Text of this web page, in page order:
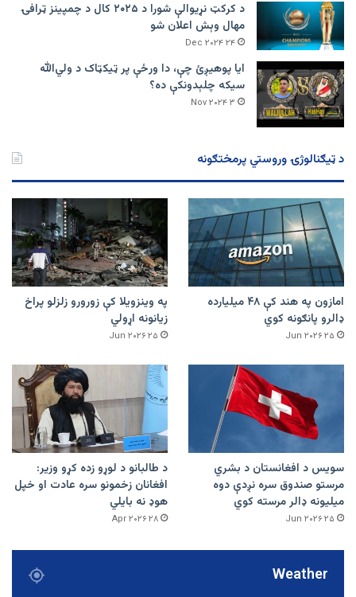
د کرکټ نړیوالې شورا د ۲۰۲۵ کال د چمپینز ټرافۍ
مهال وېش اعلان شو
۲۴ Dec ۲۰۲۴
ایا پوهیږئ چې، دا ورځې پر ټيکټاک د ولي‌الله
سیکه چلېدونکې ده؟
۳ Nov ۲۰۲۴
د ټیګنالوژۍ وروستي پرمختګونه
امازون په هند کې ۴۸ میلیارده
ډالرو پانګونه کوي
۲۵ Jun ۲۰۲۶
په وینزویلا کې زورورو زلزلو پراخ
زیانونه اړولي
۲۵ Jun ۲۰۲۶
سویس د افغانستان د بشري
مرستو صندوق سره نږدې دوه
میلیونه ډالر مرسته کوي
۲۵ Jun ۲۰۲۶
د طالبانو د لوړو زده کړو وزیر:
افغانان زخمونو سره عادت او خپل
هوډ نه بایلي
۲۸ Apr ۲۰۲۶
Weather